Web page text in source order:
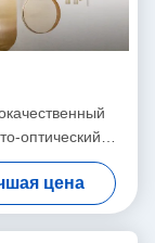
оптический
TGG TSAG,
гранат тербия
и
Фарадея,
цена